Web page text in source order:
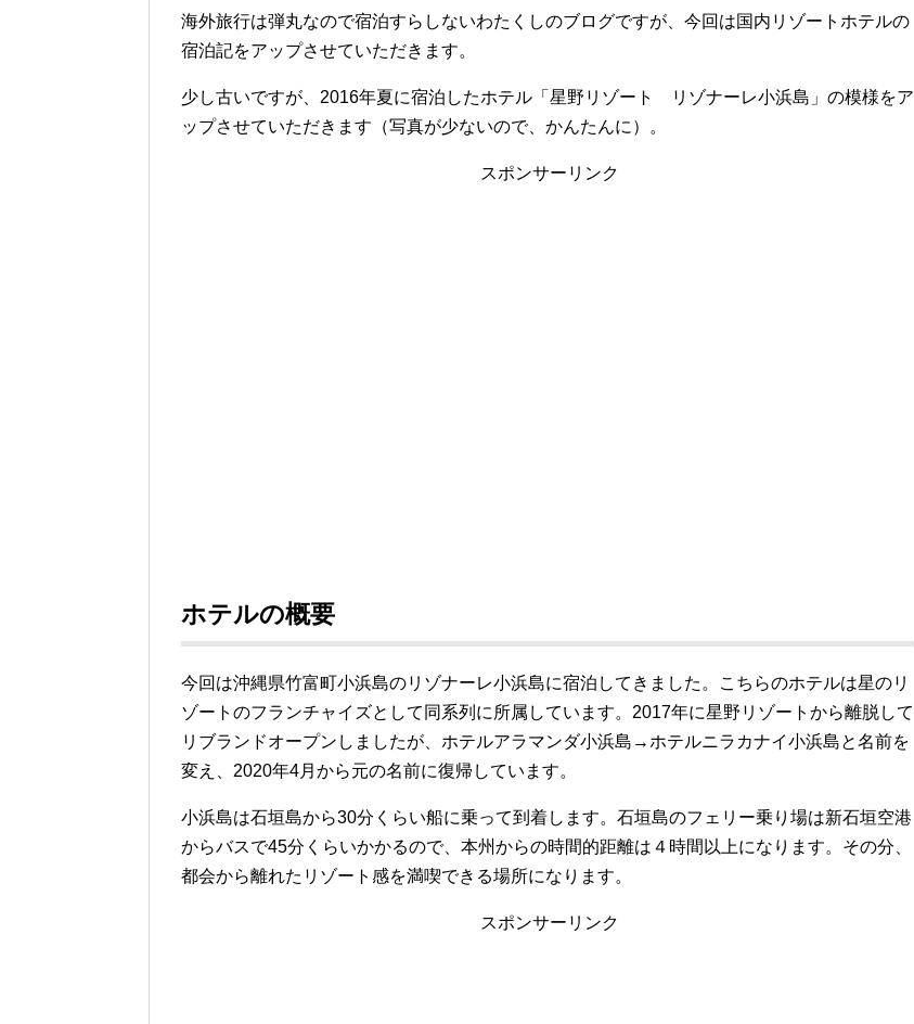
海外旅行は弾丸なので宿泊すらしないわたくしのブログですが、今回は国内リゾートホテルの
宿泊記をアップさせていただきます。
少し古いですが、2016年夏に宿泊したホテル「星野リゾート リゾナーレ小浜島」の模様をア
ップさせていただきます（写真が少ないので、かんたんに）。
スポンサーリンク
ホテルの概要
今回は沖縄県竹富町小浜島のリゾナーレ小浜島に宿泊してきました。こちらのホテルは星のリ
ゾートのフランチャイズとして同系列に所属しています。2017年に星野リゾートから離脱して
リブランドオープンしましたが、ホテルアラマンダ小浜島→ホテルニラカナイ小浜島と名前を
変え、2020年4月から元の名前に復帰しています。
小浜島は石垣島から30分くらい船に乗って到着します。石垣島のフェリー乗り場は新石垣空港
からバスで45分くらいかかるので、本州からの時間的距離は４時間以上になります。その分、
都会から離れたリゾート感を満喫できる場所になります。
スポンサーリンク